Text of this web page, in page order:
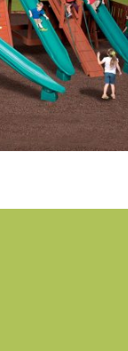
les enfants